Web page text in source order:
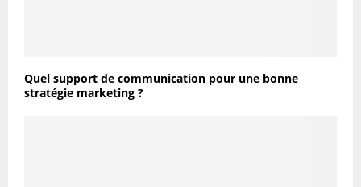
Quel support de communication pour une bonne
stratégie marketing ?